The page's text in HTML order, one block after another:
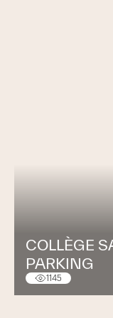
COLLÈGE
PARKING
1145